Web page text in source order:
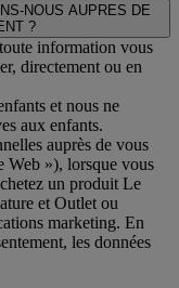
NOUS AUPRES DE
?
information vous
directement ou en
et nous ne
aux enfants.
auprès de vous
Web »), lorsque vous
un produit Le
et Outlet ou
marketing. En
les données